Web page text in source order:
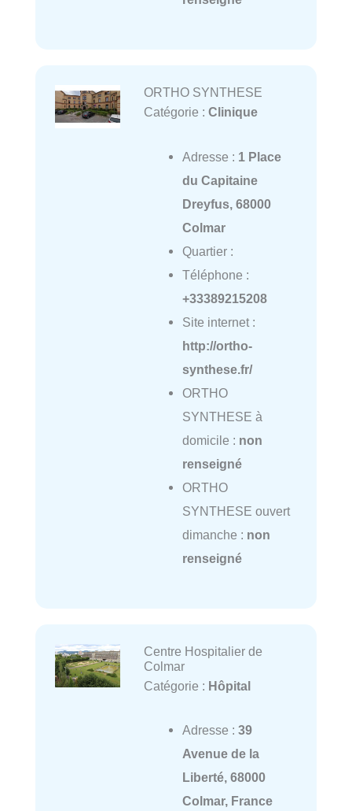
ORTHO SYNTHESE
Catégorie : Clinique
Adresse : 1 Place
du Capitaine
Dreyfus, 68000
Colmar
Quartier :
Téléphone :
+33389215208
Site internet :
http://ortho-
synthese.fr/
ORTHO
SYNTHESE à
domicile : non
renseigné
ORTHO
SYNTHESE ouvert
dimanche : non
renseigné
Centre Hospitalier de
Colmar
Catégorie : Hôpital
Adresse : 39
Avenue de la
Liberté, 68000
Colmar, France